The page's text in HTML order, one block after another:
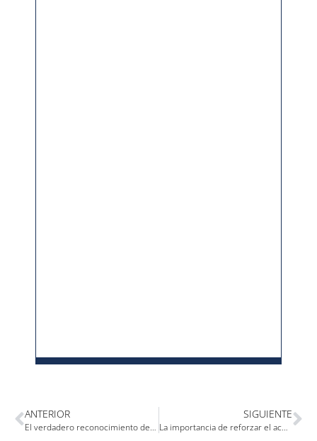
ANTERIOR SIGUIENTE
La importancia de reforzar el acompañamiento en los cambios de etapa y nuevas incorporaciones